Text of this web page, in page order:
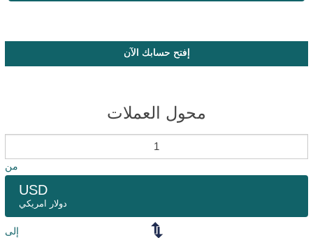
إفتح حسابك الآن
محول العملات
من
USD
دولار امريكي
إلى